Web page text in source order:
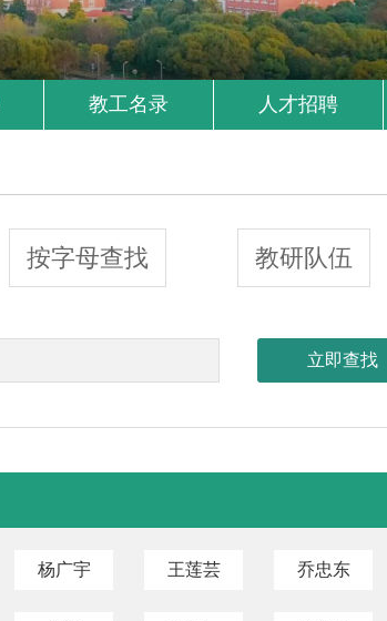
教工名录 人才招聘
按字母查找 教研队伍
立即查找
杨广宇 王莲芸 乔忠东